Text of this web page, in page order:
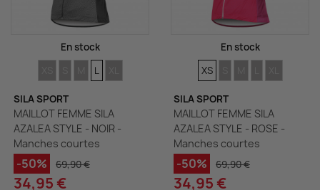
En stock
TAILLESTAILLES
TAILLES
TAILLES
L TAILLES
SILA SPORT
MAILLOT FEMME SILA
AZALEA STYLE - NOIR -
Manches courtes
-50% 69,90 €
34,95 €
En stock
TAILLES
XS TAILLES
TAILLES
TAILLES
TAILLES
SILA SPORT
MAILLOT FEMME SILA
AZALEA STYLE - ROSE -
Manches courtes
-50% 69,90 €
34,95 €